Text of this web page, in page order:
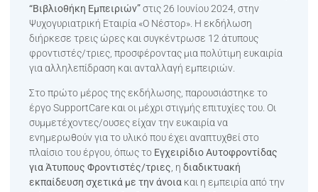
“Βιβλιοθήκη Εμπειριών”στις 26 Ιουνίου 2024, στην
Ψυχογυριατρική Εταιρία «Ο Νέστορ». Η εκδήλωση
διήρκεσε τρεις ώρες και συγκέντρωσε 12 άτυπους
φροντιστές/τριες, προσφέροντας μια πολύτιμη ευκαιρία
για αλληλεπίδραση και ανταλλαγή εμπειριών.
Στο πρώτο μέρος της εκδήλωσης, παρουσιάστηκε το
έργο SupportCare και οι μέχρι στιγμής επιτυχίες του. Οι
συμμετέχοντες/ουσες είχαν την ευκαιρία να
ενημερωθούν για το υλικό που έχει αναπτυχθεί στο
πλαίσιο του έργου, όπως το Εγχειρίδιο Αυτοφροντίδας
για Άτυπους Φροντιστές/τριες, η διαδικτυακή
εκπαίδευση σχετικά με την άνοιακαι η εμπειρία από την